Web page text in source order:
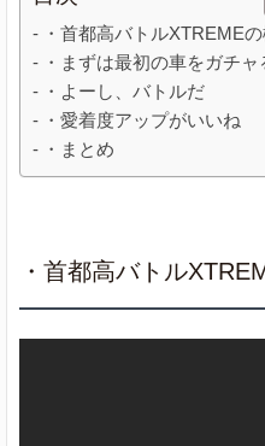
・首都高バトルXTREME
・まずは最初の車をガチャ
・よーし、バトルだ
・愛着度アップがいいね
・まとめ
・首都高バトル